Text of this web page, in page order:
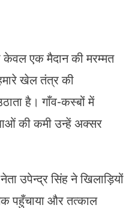
केवल एक मैदान की मरम्मत
खेल तंत्र की
है। गाँव-कस्बों में
की कमी उन्हें अक्सर
उपेन्द्र सिंह ने खिलाड़ियों
पहुँचाया और तत्काल